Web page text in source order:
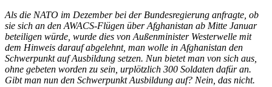
Als die NATO im Dezember bei der Bundesregierung anfragte, ob
sie sich an den AWACS-Flügen über Afghanistan ab Mitte Januar
beteiligen würde, wurde dies von Außenminister Westerwelle mit
dem Hinweis darauf abgelehnt, man wolle in Afghanistan den
Schwerpunkt auf Ausbildung setzen. Nun bietet man von sich aus,
ohne gebeten worden zu sein, urplötzlich 300 Soldaten dafür an.
Gibt man nun den Schwerpunkt Ausbildung auf? Nein, das nicht.